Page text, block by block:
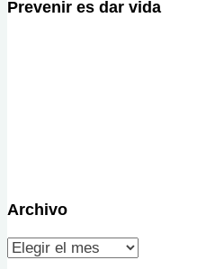
Prevenir es dar vida
Archivo
Archivo